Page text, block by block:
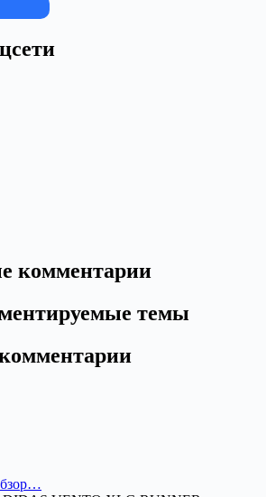
комментарии
темы